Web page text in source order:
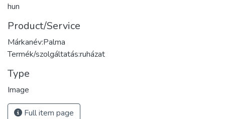
hun
Product/Service
Márkanév:Palma
Termék/szolgáltatás:ruházat
Type
Image
Full item page